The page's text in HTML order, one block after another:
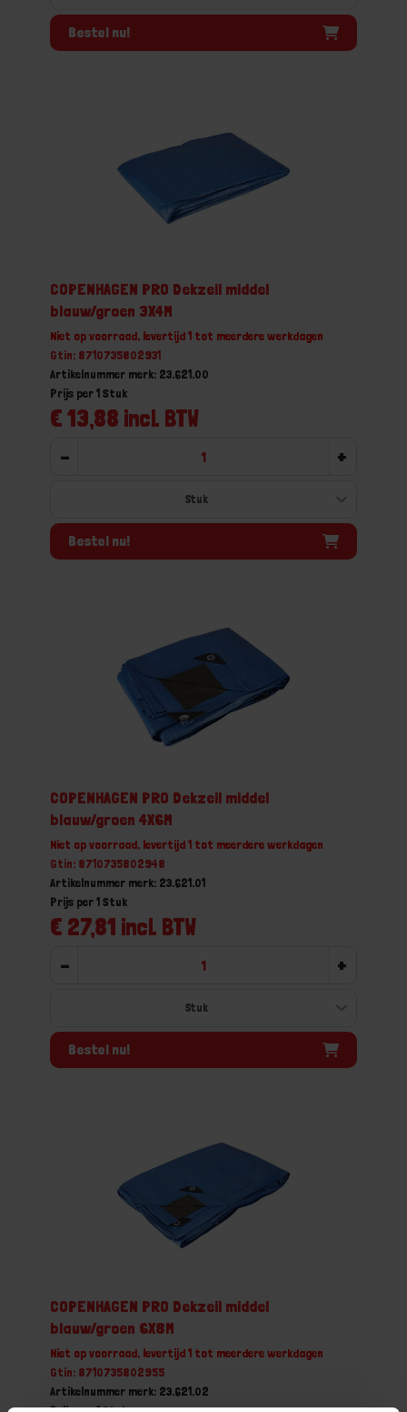
Bestel nu!
COPENHAGEN PRO Dekzeil middel
blauw/groen 3X4M
Niet op voorraad, levertijd 1 tot meerdere werkdagen
Gtin: 8710735802931
Artikelnummer merk: 23.621.00
€ 13,88 incl. BTW
Prijs per 1 Stuk
- +
Bestel nu!
COPENHAGEN PRO Dekzeil middel
blauw/groen 4X6M
Niet op voorraad, levertijd 1 tot meerdere werkdagen
Gtin: 8710735802948
Artikelnummer merk: 23.621.01
€ 27,81 incl. BTW
Prijs per 1 Stuk
- +
Bestel nu!
COPENHAGEN PRO Dekzeil middel
blauw/groen 6X8M
Niet op voorraad, levertijd 1 tot meerdere werkdagen
Gtin: 8710735802955
Artikelnummer merk: 23.621.02